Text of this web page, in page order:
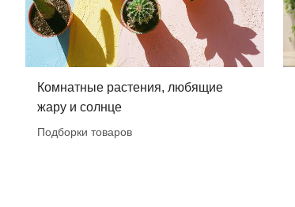
Комнатные растения, любящие
жару и солнце
Подборки товаров